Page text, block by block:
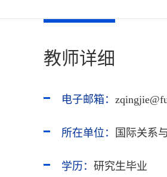
教师详细
电子邮箱：
所在单位： 国际关系
学历： 研究生毕业